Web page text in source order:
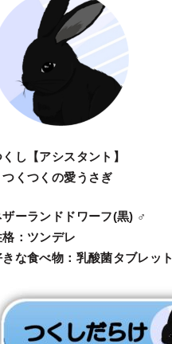
くし【アシスタント】
つくつくの愛うさぎ
ザーランドドワーフ(黒) ♂
格：ツンデレ
きな食べ物：乳酸菌タブレット